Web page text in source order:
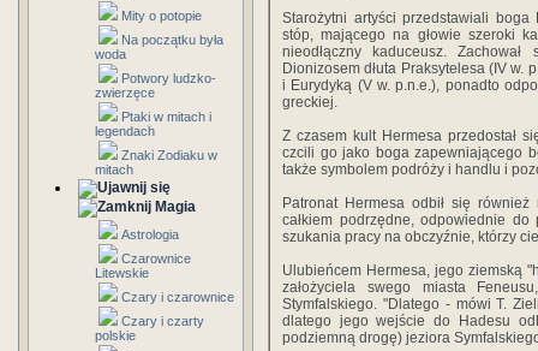
Mity o potopie
Na początku była
woda
Potwory ludzko-
zwierzęce
Ptaki w mitach i
legendach
Znaki Zodiaku w
mitach
Magia
Astrologia
Czarownice
Litewskie
Czary i czarownice
Czary i czarty
polskie
Starożytni artyści przedstawiali boga
stóp, mającego na głowie szeroki
nieodłączny kaduceusz.
Dionizosem dłuta Praksytelesa (IV w.
i Eurydyką (V w. p.n.e.), ponadto
greckiej.
Z czasem kult Hermesa przedostał
czcili go jako boga zapewniającego
także symbolem podróży i handlu i
Patronat Hermesa odbił się
całkiem podrzędne, odpowiednie
szukania pracy na obczyźnie, którzy
Ulubieńcem Hermesa, jego ziemską
założyciela swego miasta
Stymfalskiego. "Dlatego - mówi T.
dlatego jego wejście do Hadesu
podziemną drogę) jeziora